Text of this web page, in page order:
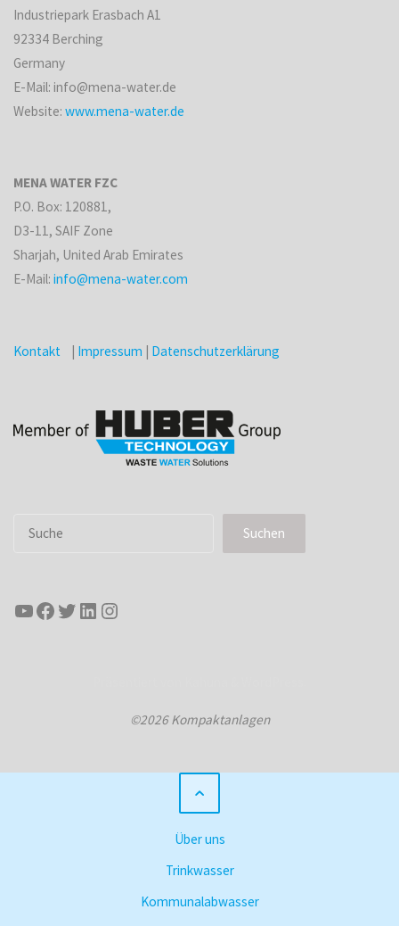
Industriepark Erasbach A1
92334 Berching
Germany
E-Mail: info@mena-water.de
Website:www.mena-water.de
MENA WATER FZC
P.O. Box: 120881,
D3-11, SAIF Zone
Sharjah, United Arab Emirates
E-Mail:info@mena-water.com
Kontakt | Impressum | Datenschutzerklärung
Suchen Suchen
YouTube
Facebook
Twitter
LinkedIn
Instagram
©2026 Kompaktanlagen
Über uns
Trinkwasser
Kommunalabwasser